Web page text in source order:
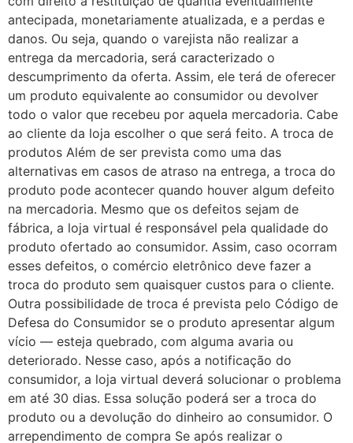
antecipada, monetariamente atualizada, e a perdas e
danos. Ou seja, quando o varejista não realizar a
entrega da mercadoria, será caracterizado o
descumprimento da oferta. Assim, ele terá de oferecer
um produto equivalente ao consumidor ou devolver
todo o valor que recebeu por aquela mercadoria. Cabe
ao cliente da loja escolher o que será feito. A troca de
produtos Além de ser prevista como uma das
alternativas em casos de atraso na entrega, a troca do
produto pode acontecer quando houver algum defeito
na mercadoria. Mesmo que os defeitos sejam de
fábrica, a loja virtual é responsável pela qualidade do
produto ofertado ao consumidor. Assim, caso ocorram
esses defeitos, o comércio eletrônico deve fazer a
troca do produto sem quaisquer custos para o cliente.
Outra possibilidade de troca é prevista pelo Código de
Defesa do Consumidor se o produto apresentar algum
vício — esteja quebrado, com alguma avaria ou
deteriorado. Nesse caso, após a notificação do
consumidor, a loja virtual deverá solucionar o problema
em até 30 dias. Essa solução poderá ser a troca do
produto ou a devolução do dinheiro ao consumidor. O
arrependimento de compra Se após realizar o